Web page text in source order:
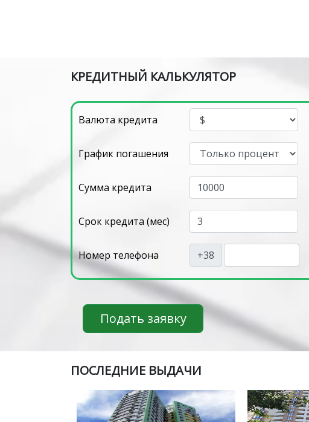
КРЕДИТНЫЙ КАЛЬКУЛЯТОР
Валюта кредита
График погашения
Сумма кредита
Срок кредита (мес)
Номер телефона +38
Подать заявку
ПOСЛЕДНИЕ ВЫДАЧИ